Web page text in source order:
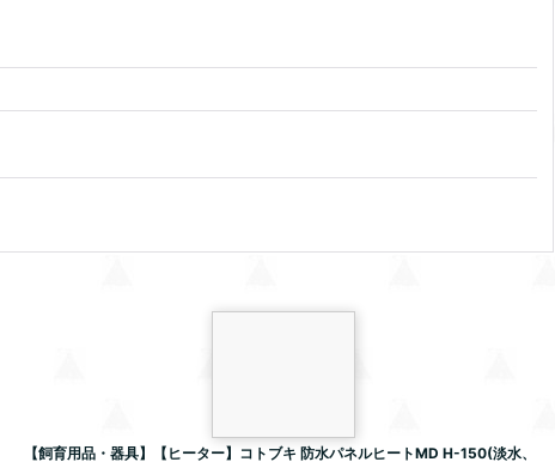
【飼育用品・器具】【ヒーター】コトブキ 防水パネルヒートMD H-150(淡水、